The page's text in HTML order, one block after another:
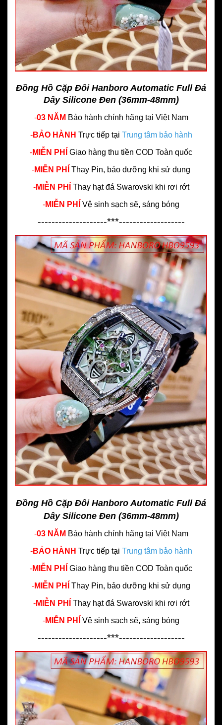
Đồng Hồ Cặp Đôi Hanboro Automatic Full Đá
Dây Silicone Đen (36mm-48mm)
-03 NĂM Bảo hành chính hãng tại Việt Nam
-BẢO HÀNH Trực tiếp tại Trung tâm bảo hành
-MIỄN PHÍ Giao hàng thu tiền COD Toàn quốc
-MIỄN PHÍ Thay Pin, bảo dưỡng khi sử dụng
-MIỄN PHÍ Thay hạt đá Swarovski khi rơi rớt
-MIỄN PHÍ Vệ sinh sạch sẽ, sáng bóng
--------------------***-------------------
Đồng Hồ Cặp Đôi Hanboro Automatic Full Đá
Dây Silicone Đen (36mm-48mm)
-03 NĂM Bảo hành chính hãng tại Việt Nam
-BẢO HÀNH Trực tiếp tại Trung tâm bảo hành
-MIỄN PHÍ Giao hàng thu tiền COD Toàn quốc
-MIỄN PHÍ Thay Pin, bảo dưỡng khi sử dụng
-MIỄN PHÍ Thay hạt đá Swarovski khi rơi rớt
-MIỄN PHÍ Vệ sinh sạch sẽ, sáng bóng
--------------------***-------------------